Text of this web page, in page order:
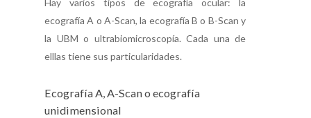
Hay varios tipos de ecografía ocular: la
ecografía A o A-Scan, la ecografía B o B-Scan y
la UBM o ultrabiomicroscopía. Cada una de
elllas tiene sus particularidades.
Ecografía A, A-Scan o ecografía
unidimensional